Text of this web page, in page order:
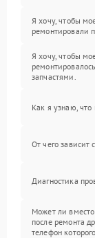
Я хочу, чтобы
ремонтировали
Я хочу, чтобы
запчастями.
Как я узнаю, что
От чего зависит
Диагностика
Может ли
после ремонта
телефон